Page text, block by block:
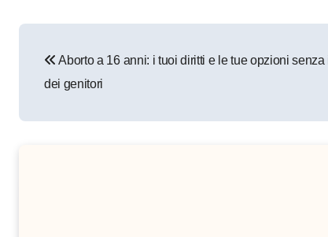
articoli
Aborto a 16 anni: i tuoi diritti e le tue opzioni
dei genitori